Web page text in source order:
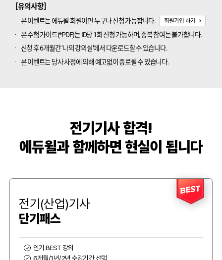
[유의사항]
본 이벤트는 에듀윌 회원이면 누구나 신청 가능합니다. 회원가입 하기
본 수험 가이드(*PDF)는 ID당 1회 신청 가능하며, 중복 참여는 불가합니다.
신청 후 6개월간 ‘나의 강의실’에서 다운로드할 수 있습니다.
본 이벤트는 당사 사정에 의해 예고없이 종료될 수 있습니다.
전기기사 합격!
에듀윌과 함께하면 현실이 됩니다
BEST
전기(산업)기사
단기패스
인기 BEST 강의
6개월/1년/2년 수강기간 선택